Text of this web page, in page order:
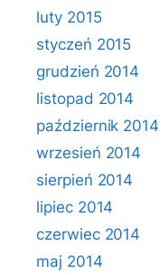
luty 2015
styczeń 2015
grudzień 2014
listopad 2014
październik 2014
wrzesień 2014
sierpień 2014
lipiec 2014
czerwiec 2014
maj 2014